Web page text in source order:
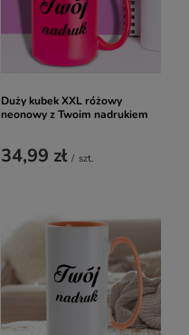
Duży kubek XXL różowy
neonowy z Twoim nadrukiem
34,99 zł / szt.